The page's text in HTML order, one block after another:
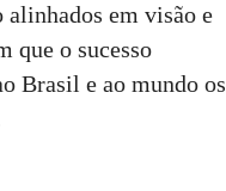
alinhados em visão e
que o sucesso
Brasil e ao mundo os